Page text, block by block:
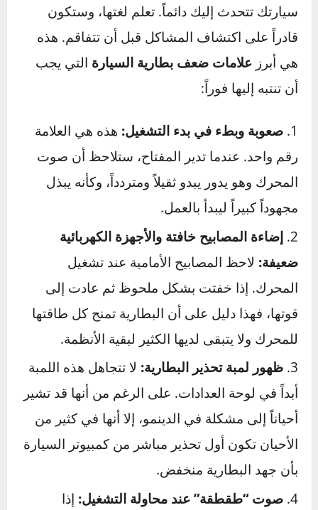
سيارتك تتحدث إليك دائماً. تعلم لغتها، وستكون
قادراً على اكتشاف المشاكل قبل أن تتفاقم. هذه
هي أبرزعلامات ضعف بطارية السيارةالتي يجب
أن تنتبه إليها فوراً:
صعوبة وبطء في بدء التشغيل: هذه هي العلامة
رقم واحد. عندما تدير المفتاح، ستلاحظ أن صوت
المحرك وهو يدور يبدو ثقيلاً ومتردداً، وكأنه يبذل
مجهوداً كبيراً ليبدأ بالعمل.
إضاءة المصابيح خافتة والأجهزة الكهربائية
ضعيفة:لاحظ المصابيح الأمامية عند تشغيل
المحرك. إذا خفتت بشكل ملحوظ ثم عادت إلى
قوتها، فهذا دليل على أن البطارية تمنح كل طاقتها